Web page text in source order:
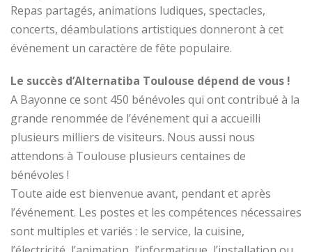
Repas partagés, animations ludiques, spectacles,
concerts, déambulations artistiques donneront à cet
événement un caractère de fête populaire.
Le succès d’Alternatiba Toulouse dépend de vous !
A Bayonne ce sont 450 bénévoles qui ont contribué à la
grande renommée de l’événement qui a accueilli
plusieurs milliers de visiteurs. Nous aussi nous
attendons à Toulouse plusieurs centaines de
bénévoles !
Toute aide est bienvenue avant, pendant et après
l’événement. Les postes et les compétences nécessaires
sont multiples et variés : le service, la cuisine,